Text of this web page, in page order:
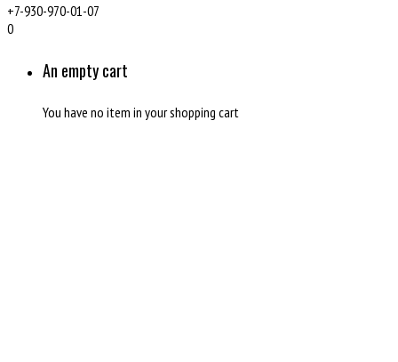
+7-930-970-01-07
0
An empty cart
You have no item in your shopping cart